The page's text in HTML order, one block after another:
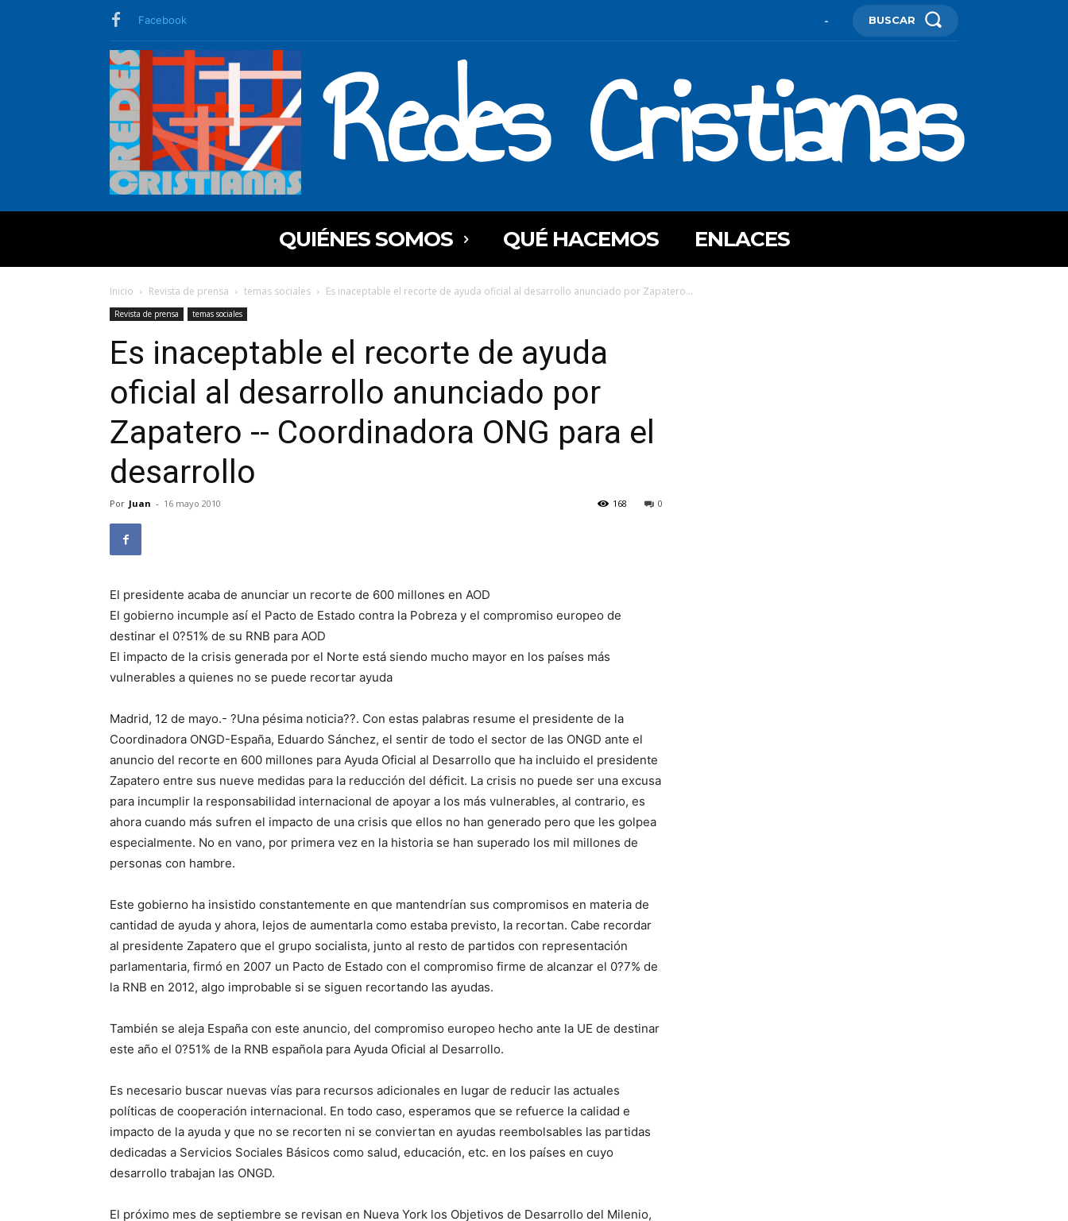
Facebook - BUSCAR
Redes Cristianas
QUIÉNES SOMOS QUÉ HACEMOS ENLACES
Inicio Revista de prensa temas sociales Es inaceptable el recorte de ayuda oficial al desarrollo anunciado por Zapatero...
Revista de prensa temas sociales
Es inaceptable el recorte de ayuda
oficial al desarrollo anunciado por
Zapatero -- Coordinadora ONG para el
desarrollo
Por Juan - 16 mayo 2010 0
168
El presidente acaba de anunciar un recorte de 600 millones en AOD
El gobierno incumple así el Pacto de Estado contra la Pobreza y el compromiso europeo de
destinar el 0?51% de su RNB para AOD
El impacto de la crisis generada por el Norte está siendo mucho mayor en los países más
vulnerables a quienes no se puede recortar ayuda
Madrid, 12 de mayo.- ?Una pésima noticia??. Con estas palabras resume el presidente de la
Coordinadora ONGD-España, Eduardo Sánchez, el sentir de todo el sector de las ONGD ante el
anuncio del recorte en 600 millones para Ayuda Oficial al Desarrollo que ha incluido el presidente
Zapatero entre sus nueve medidas para la reducción del déficit. La crisis no puede ser una excusa
para incumplir la responsabilidad internacional de apoyar a los más vulnerables, al contrario, es
ahora cuando más sufren el impacto de una crisis que ellos no han generado pero que les golpea
especialmente. No en vano, por primera vez en la historia se han superado los mil millones de
personas con hambre.
Este gobierno ha insistido constantemente en que mantendrían sus compromisos en materia de
cantidad de ayuda y ahora, lejos de aumentarla como estaba previsto, la recortan. Cabe recordar
al presidente Zapatero que el grupo socialista, junto al resto de partidos con representación
parlamentaria, firmó en 2007 un Pacto de Estado con el compromiso firme de alcanzar el 0?7% de
la RNB en 2012, algo improbable si se siguen recortando las ayudas.
También se aleja España con este anuncio, del compromiso europeo hecho ante la UE de destinar
este año el 0?51% de la RNB española para Ayuda Oficial al Desarrollo.
Es necesario buscar nuevas vías para recursos adicionales en lugar de reducir las actuales
políticas de cooperación internacional. En todo caso, esperamos que se refuerce la calidad e
impacto de la ayuda y que no se recorten ni se conviertan en ayudas reembolsables las partidas
dedicadas a Servicios Sociales Básicos como salud, educación, etc. en los países en cuyo
desarrollo trabajan las ONGD.
El próximo mes de septiembre se revisan en Nueva York los Objetivos de Desarrollo del Milenio,